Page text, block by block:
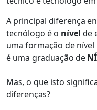
A principal diferença
tecnólogo é o nível de
uma formação de
é uma graduação de
Mas, o que isto
diferenças?